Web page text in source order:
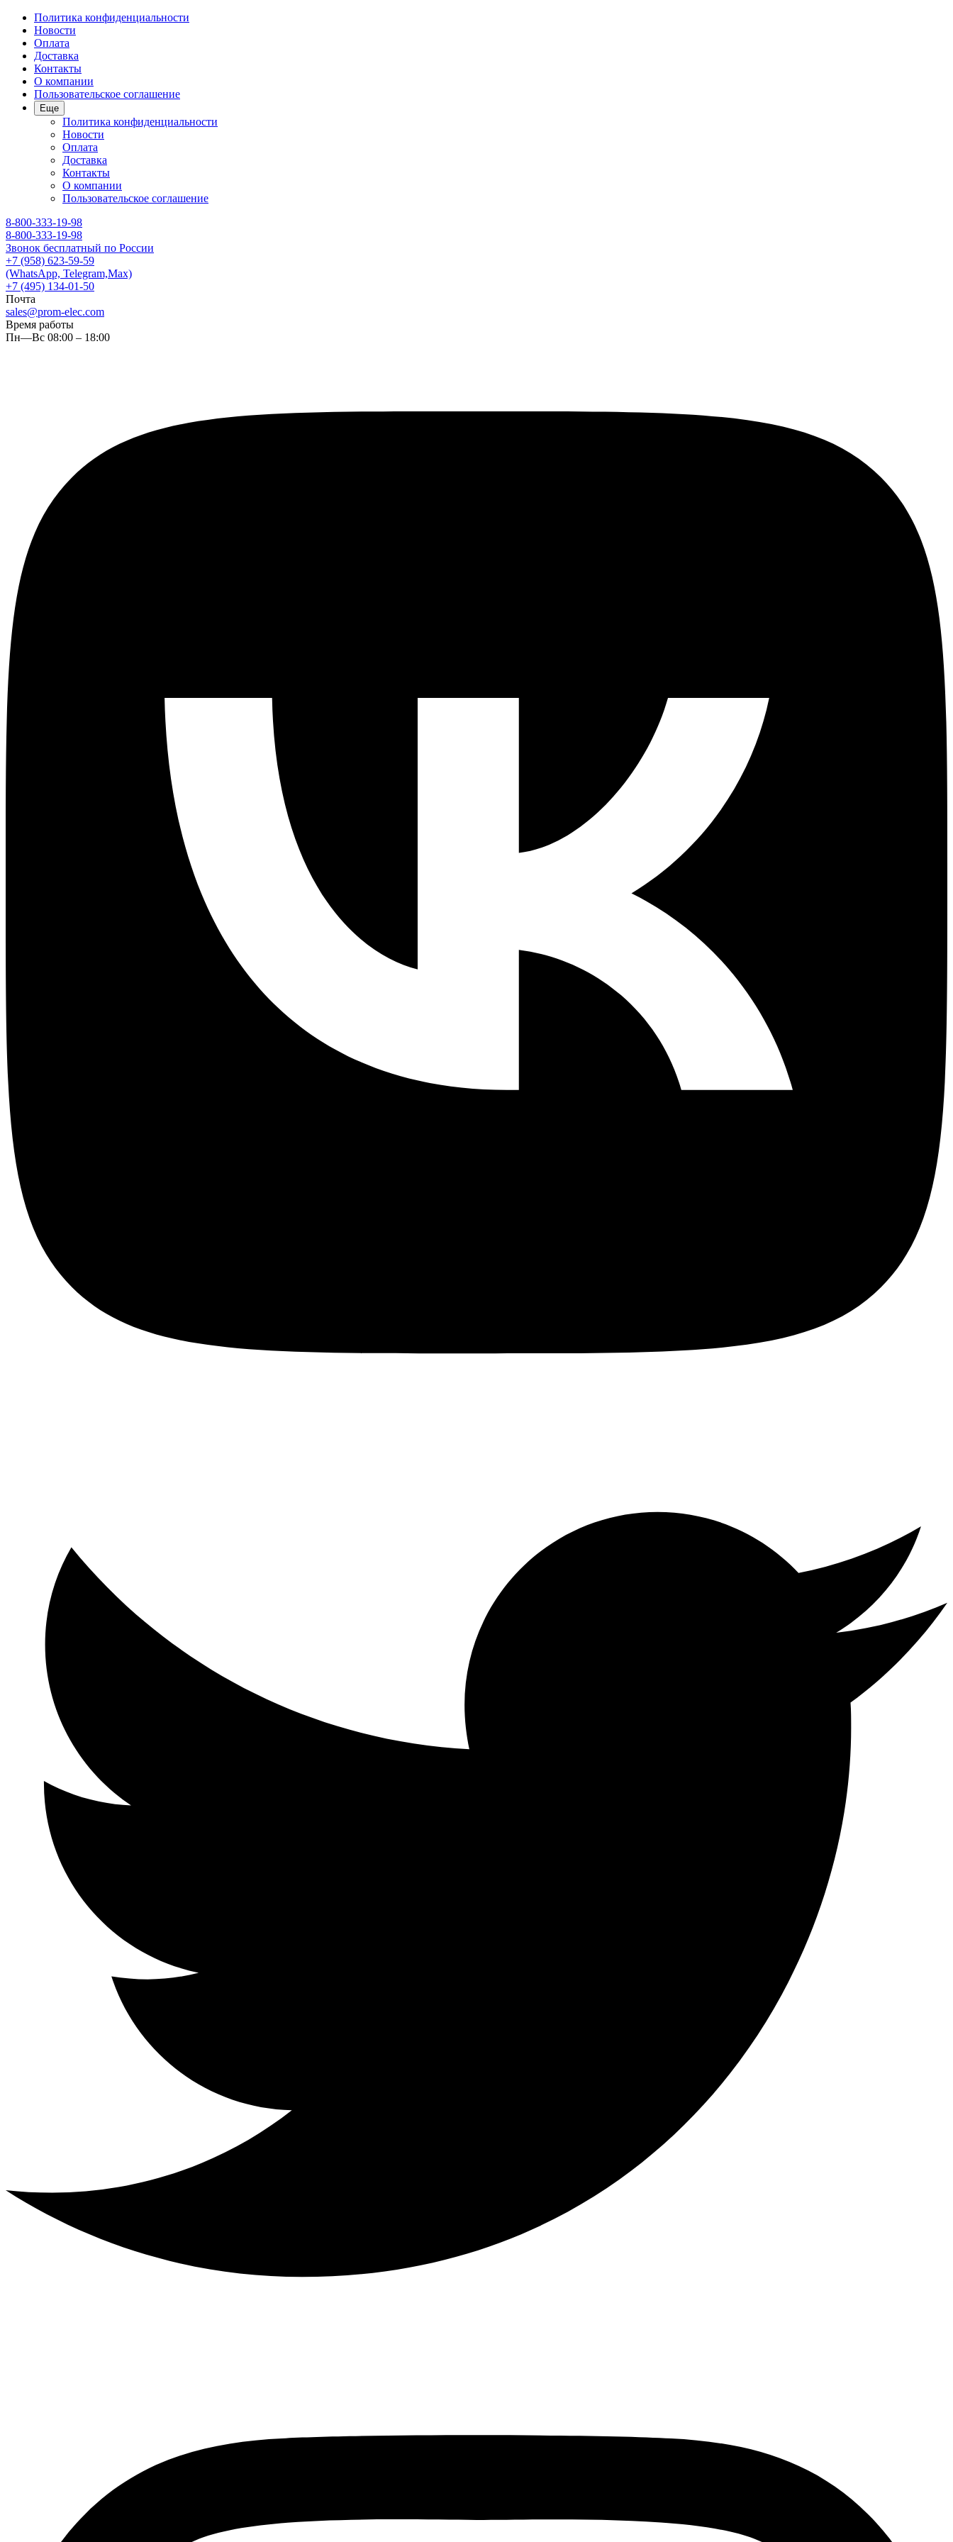
Политика конфиденциальности
Новости
Оплата
Доставка
Контакты
О компании
Пользовательское соглашение
Еще
Политика конфиденциальности
Новости
Оплата
Доставка
Контакты
О компании
Пользовательское соглашение
8-800-333-19-98
8-800-333-19-98
Звонок бесплатный по России
+7 (958) 623-59-59
(WhatsApp, Telegram,Max)
+7 (495) 134-01-50
Почта
sales@prom-elec.com
Время работы
Пн—Вс 08:00 – 18:00